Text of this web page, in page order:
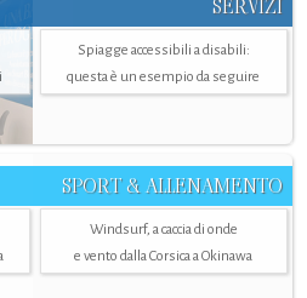
SERVIZI
Spiagge accessibili a disabili:
questa è un esempio da seguire
SPORT & ALLENAMENTO
Windsurf, a caccia di onde
e vento dalla Corsica a Okinawa